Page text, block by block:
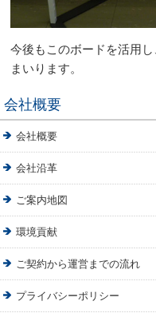
今後もこのボードを活用
まいります。
会社概要
会社概要
会社沿革
ご案内地図
環境貢献
ご契約から運営までの流れ
プライバシーポリシー